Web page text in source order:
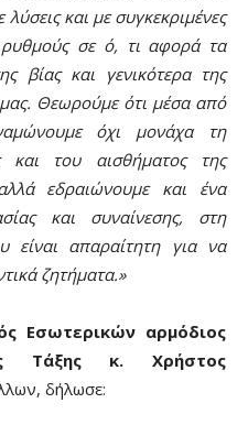
και με συγκεκριμένες
ρυθμούς σε ό, τι αφορά τα
βίας και γενικότερα της
Θεωρούμε ότι μέσα από
όχι μονάχα τη
του αισθήματος της
εδραιώνουμε και ένα
και συναίνεσης, στη
είναι απαραίτητη για να
ζητήματα.»
Εσωτερικών αρμόδιος
Τάξης κ. Χρήστος
δήλωσε: